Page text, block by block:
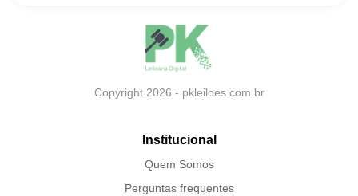
Copyright 2026 - pkleiloes.com.br
Institucional
Quem Somos
Perguntas frequentes